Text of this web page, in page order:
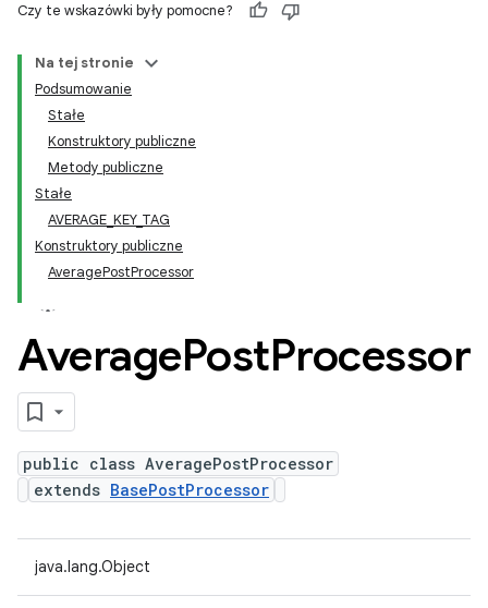
Czy te wskazówki były pomocne?
Na tej stronie
Podsumowanie
Stałe
Konstruktory publiczne
Metody publiczne
Stałe
AVERAGE_KEY_TAG
Konstruktory publiczne
AveragePostProcessor
AveragePostProcessor
public class AveragePostProcessor
extends BasePostProcessor
java.lang.Object